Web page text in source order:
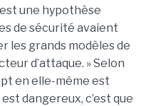
une hypothèse
de sécurité avaient
les grands modèles de
d’attaque. » Selon
en elle-même est
dangereux, c’est que